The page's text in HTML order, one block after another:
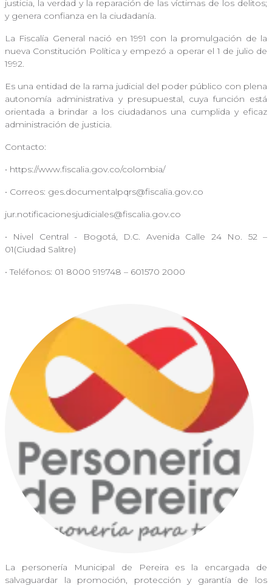
justicia, la verdad y la reparación de las víctimas de los delitos;
y genera confianza en la ciudadanía.
La Fiscalía General nació en 1991 con la promulgación de la
nueva Constitución Política y empezó a operar el 1 de julio de
1992.
Es una entidad de la rama judicial del poder público con plena
autonomía administrativa y presupuestal, cuya función está
orientada a brindar a los ciudadanos una cumplida y eficaz
administración de justicia.
Contacto:
• https://www.fiscalia.gov.co/colombia/
• Correos: ges.documentalpqrs@fiscalia.gov.co
jur.notificacionesjudiciales@fiscalia.gov.co
• Nivel Central - Bogotá, D.C. Avenida Calle 24 No. 52 –
01(Ciudad Salitre)
• Teléfonos: 01 8000 919748 – 601570 2000
La personería Municipal de Pereira es la encargada de
salvaguardar la promoción, protección y garantía de los